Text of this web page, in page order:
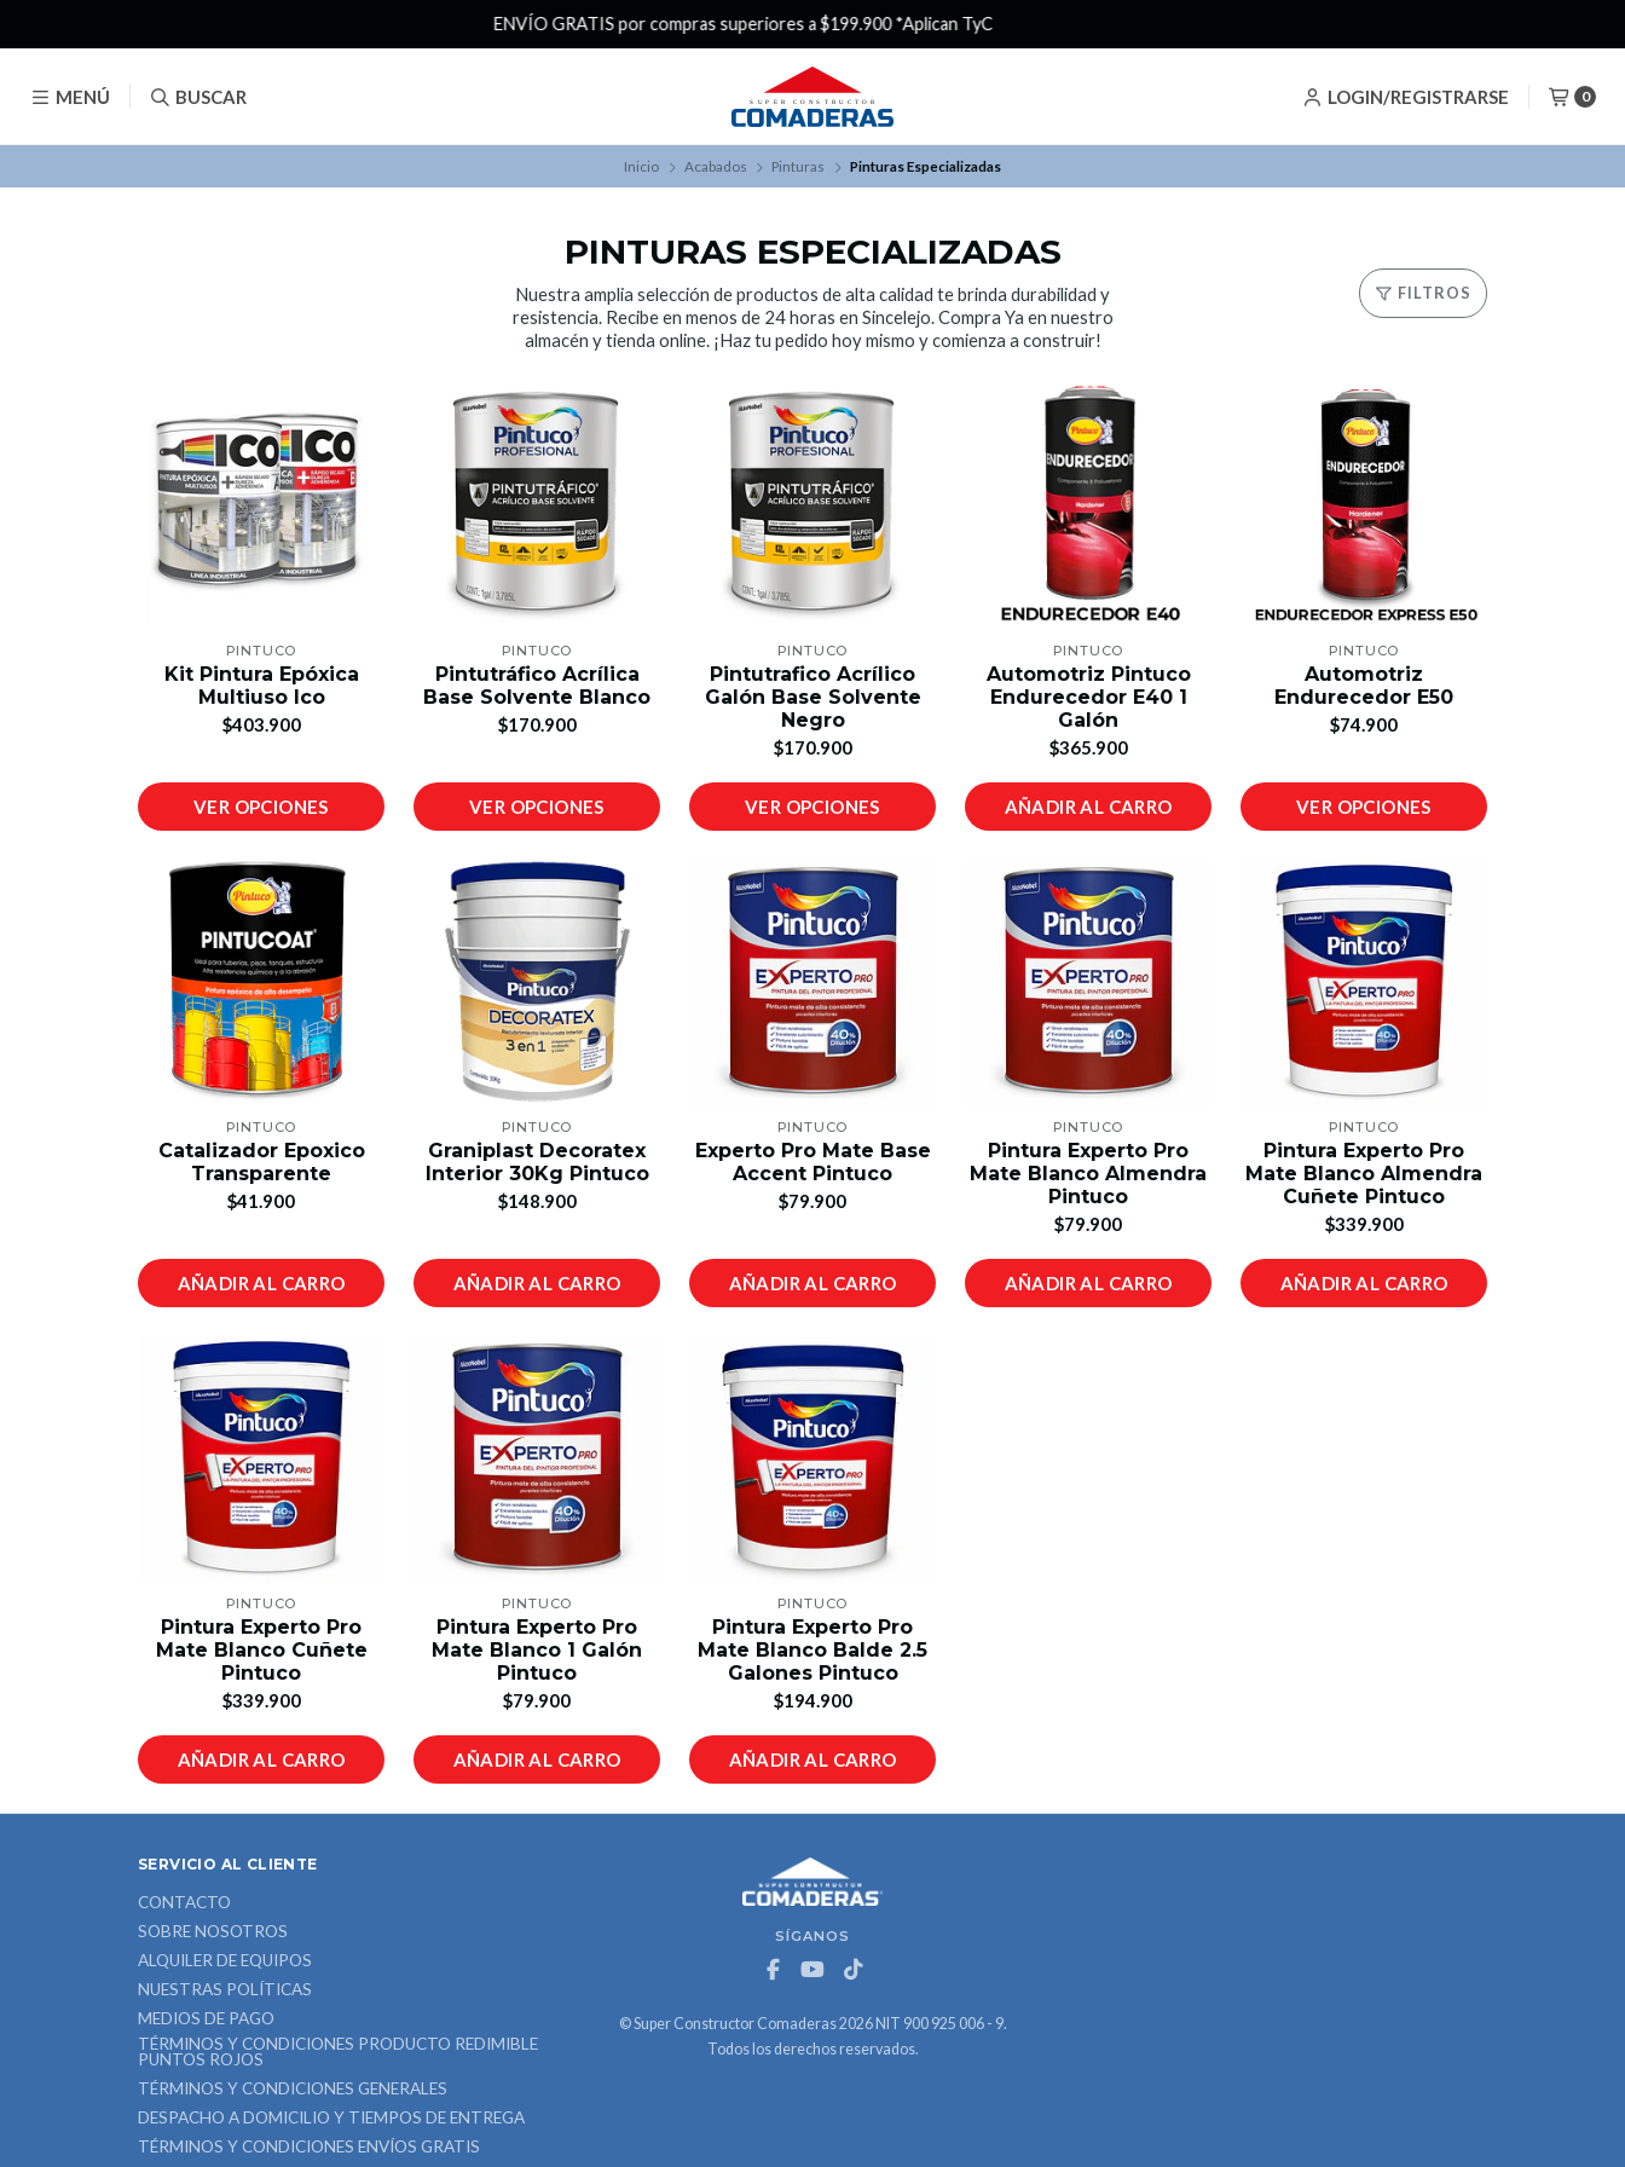
MENÚ BUSCAR LOGIN/REGISTRARSE 0
¿Buscas Promociones? ¡Aprovecha nuestros Descuentazos!
Inicio Acabados Pinturas Pinturas Especializadas
PINTURAS ESPECIALIZADAS
Nuestra amplia selección de productos de alta calidad te brinda durabilidad y
resistencia. Recibe en menos de 24 horas en Sincelejo. Compra Ya en nuestro
almacén y tienda online. ¡Haz tu pedido hoy mismo y comienza a construir!
FILTROS
PINTUCO
Kit Pintura Epóxica
Multiuso Ico
$403.900
VER OPCIONES
PINTUCO
Pintutráfico Acrílica
Base Solvente Blanco
$170.900
VER OPCIONES
PINTUCO
Pintutrafico Acrílico
Galón Base Solvente
Negro
$170.900
VER OPCIONES
PINTUCO
Automotriz Pintuco
Endurecedor E40 1
Galón
$365.900
AÑADIR AL CARRO
PINTUCO
Automotriz
Endurecedor E50
$74.900
VER OPCIONES
PINTUCO
Catalizador Epoxico
Transparente
$41.900
AÑADIR AL CARRO
PINTUCO
Graniplast Decoratex
Interior 30Kg Pintuco
$148.900
AÑADIR AL CARRO
PINTUCO
Experto Pro Mate Base
Accent Pintuco
$79.900
AÑADIR AL CARRO
PINTUCO
Pintura Experto Pro
Mate Blanco Almendra
Pintuco
$79.900
AÑADIR AL CARRO
PINTUCO
Pintura Experto Pro
Mate Blanco Almendra
Cuñete Pintuco
$339.900
AÑADIR AL CARRO
PINTUCO
Pintura Experto Pro
Mate Blanco Cuñete
Pintuco
$339.900
AÑADIR AL CARRO
PINTUCO
Pintura Experto Pro
Mate Blanco 1 Galón
Pintuco
$79.900
AÑADIR AL CARRO
PINTUCO
Pintura Experto Pro
Mate Blanco Balde 2.5
Galones Pintuco
$194.900
AÑADIR AL CARRO
SÍGANOS
© Super Constructor Comaderas 2026 NIT 900 925 006 - 9.
Todos los derechos reservados.
SERVICIO AL CLIENTE
CONTACTO
SOBRE NOSOTROS
ALQUILER DE EQUIPOS
NUESTRAS POLÍTICAS
MEDIOS DE PAGO
TÉRMINOS Y CONDICIONES PRODUCTO REDIMIBLE
PUNTOS ROJOS
TÉRMINOS Y CONDICIONES GENERALES
DESPACHO A DOMICILIO Y TIEMPOS DE ENTREGA
TÉRMINOS Y CONDICIONES ENVÍOS GRATIS